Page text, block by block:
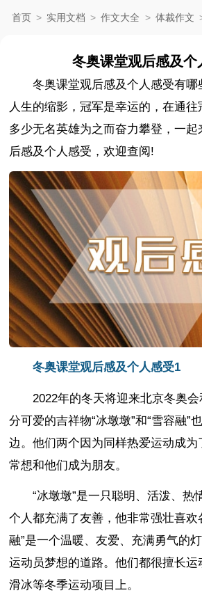
首页 > 实用文档 > 作文大全 > 体裁作文
冬奥课堂观后感及个
冬奥课堂观后感及个人感受有哪
人生的缩影，冠军是幸运的，在通往
多少无名英雄为之而奋力攀登，一
后感及个人感受，欢迎查阅!
冬奥课堂观后感及个人感受1
2022年的冬天将迎来北京冬奥
分可爱的吉祥物“冰墩墩”和“雪容融”
边。他们两个因为同样热爱运动成
常想和他们成为朋友。
“冰墩墩”是一只聪明、活泼、热
个人都充满了友善，他非常强壮喜欢
融”是一个温暖、友爱、充满勇气的
运动员梦想的道路。他们都很擅长运
滑冰等冬季运动项目上。